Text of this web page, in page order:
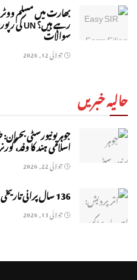
بھارت میں مسلم
سوالات
جولائی 12, 2026
حالیہ خبریں
جوہر یونیورسٹی
اسلامی ہند کا وفد،
جولائی 22, 2026
136 سال پرانی تاریخی مسجد میں داخلہ بند، نماز پر بھی پابندی!
جولائی 13, 2026